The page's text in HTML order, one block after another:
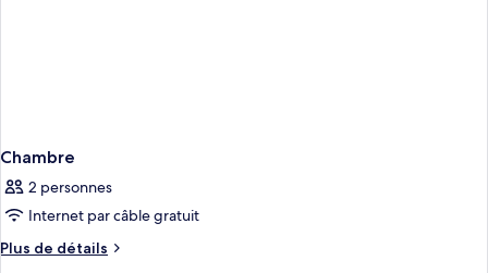
Chambre
2 personnes
Internet par câble gratuit
Plus de détails
Plus